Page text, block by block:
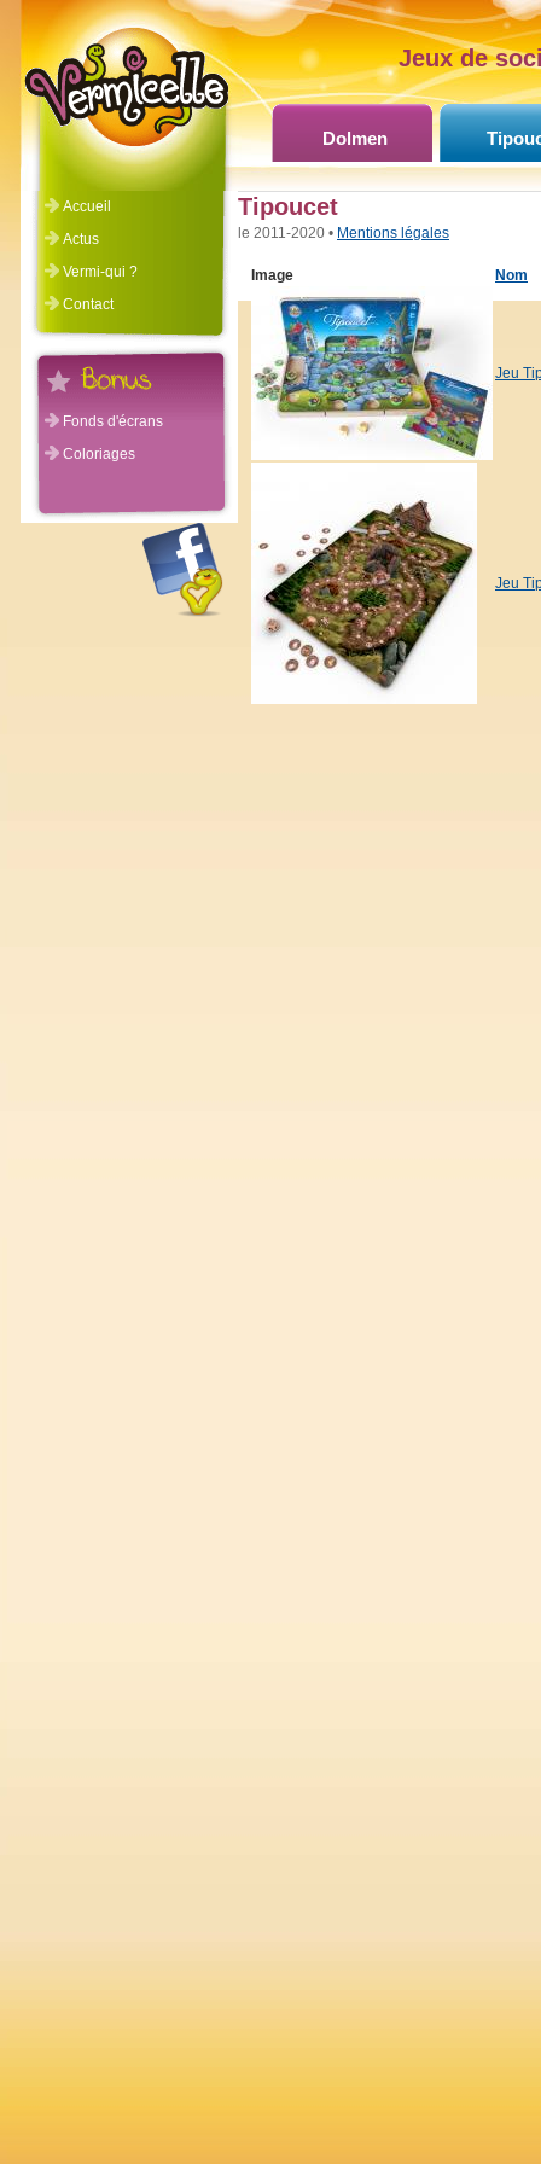
Jeux de
Dolmen
Tipoucet
Image Nom
Jeu
Jeu
Accueil
Actus
Vermi-qui ?
Contact
Fonds d'écrans
Coloriages
©Vermicelle 2011-2020 • Mentions légales